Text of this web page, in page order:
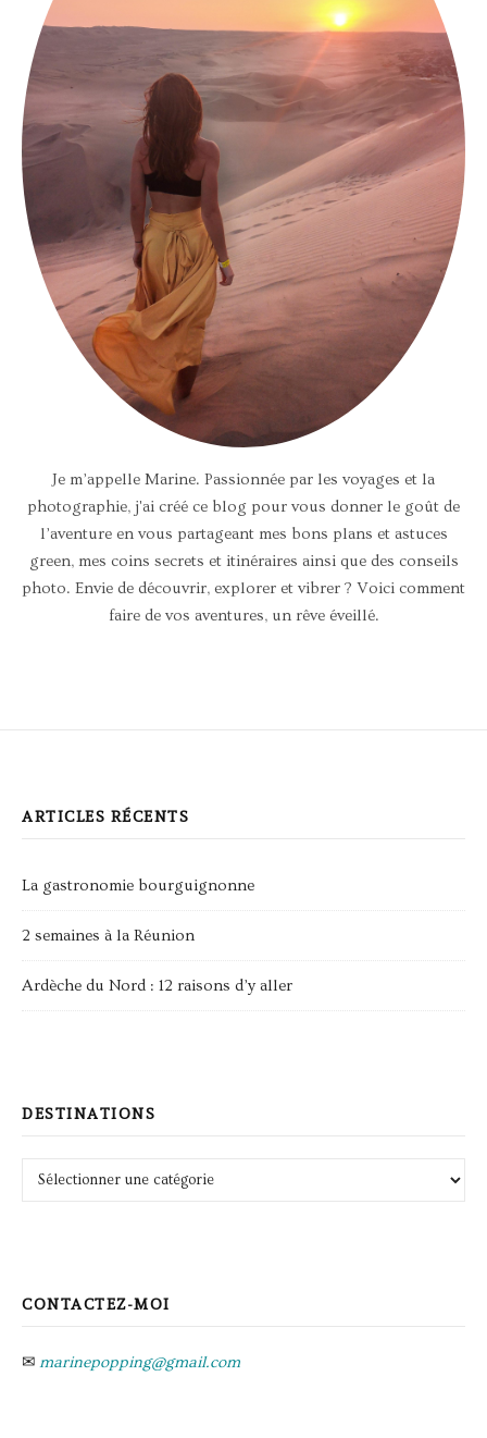
Je m’appelle Marine. Passionnée par les voyages et la
photographie, j'ai créé ce blog pour vous donner le goût de
l’aventure en vous partageant mes bons plans et astuces
green, mes coins secrets et itinéraires ainsi que des conseils
photo. Envie de découvrir, explorer et vibrer ? Voici comment
faire de vos aventures, un rêve éveillé.
ARTICLES RÉCENTS
La gastronomie bourguignonne
2 semaines à la Réunion
Ardèche du Nord : 12 raisons d’y aller
DESTINATIONS
Destinations
CONTACTEZ-MOI
✉ marinepopping@gmail.com